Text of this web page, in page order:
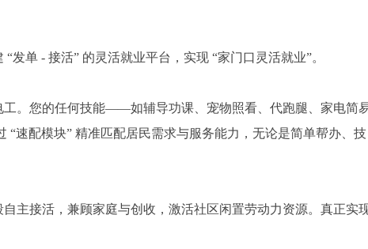
发单 - 接活” 的灵活就业平台，实现 “家门口灵活就业”。
工。您的任何技能——如辅导功课、宠物照看、代跑腿、家电简
速配模块” 精准匹配居民需求与服务能力，无论是简单帮办、技
主接活，兼顾家庭与创收，激活社区闲置劳动力资源。真正实